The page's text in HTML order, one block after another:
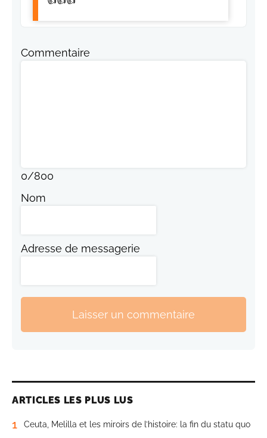
Commentaire
0/800
Nom
Adresse de messagerie
Laisser un commentaire
ARTICLES LES PLUS LUS
1 Ceuta, Melilla et les miroirs de l’histoire: la fin du statu quo